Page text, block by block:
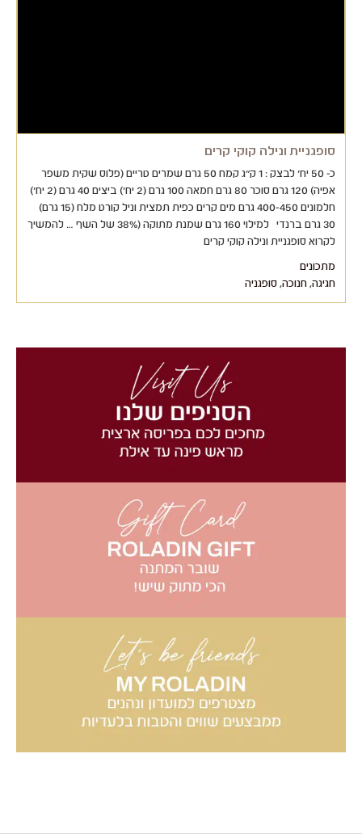
סופגניית ונילה קוקי קרים
כ- 50 יח' לבצק : 1 ק"ג קמח 50 גרם שמרים טריים (פלוס שקית משפר
אפיה) 120 גרם סוכר 80 גרם חמאה 100 גרם (2 יח') ביצים 40 גרם (2 יח')
חלמונים 400-450 גרם מים קרים כפית תמצית וניל קורט מלח (15 גרם)
30 גרם ברנדי למילוי 160 גרם שמנת מתוקה (38% של השף … להמשיך
לקרוא סופגניית ונילה קוקי קרים
מתכונים
חגיגה, חנוכה, סופגניה